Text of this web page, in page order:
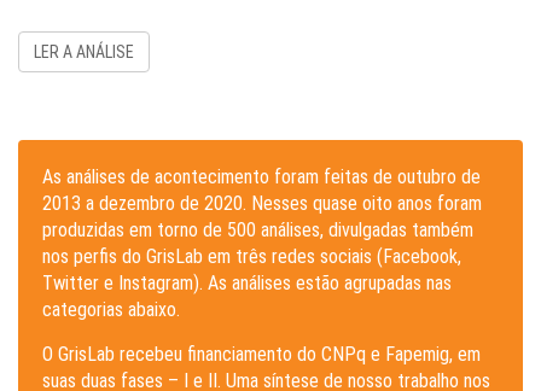
LER A ANÁLISE
As análises de acontecimento foram feitas de outubro de
2013 a dezembro de 2020. Nesses quase oito anos foram
produzidas em torno de 500 análises, divulgadas também
nos perfis do GrisLab em três redes sociais (Facebook,
Twitter e Instagram). As análises estão agrupadas nas
categorias abaixo.
O GrisLab recebeu financiamento do CNPq e Fapemig, em
suas duas fases – I e II. Uma síntese de nosso trabalho nos